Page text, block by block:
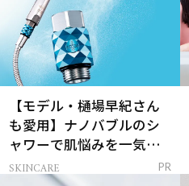
【モデル・樋場早紀さん
も愛用】ナノバブルのシ
ャワーで肌悩みを一気に
解決
SKINCARE PR